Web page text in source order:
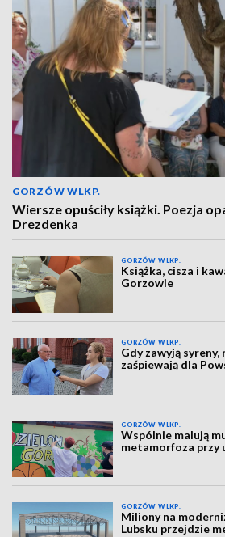
GORZÓW WLKP.
Wiersze opuściły książki. Poezja
Drezdenka
GORZÓW WLKP.
Książka, cisza i
Gorzowie
GORZÓW WLKP.
Gdy zawyją
zaśpiewają dla
GORZÓW WLKP.
Wspólnie malują
metamorfoza przy
GORZÓW WLKP.
Miliony na
Lubsku przejdzie